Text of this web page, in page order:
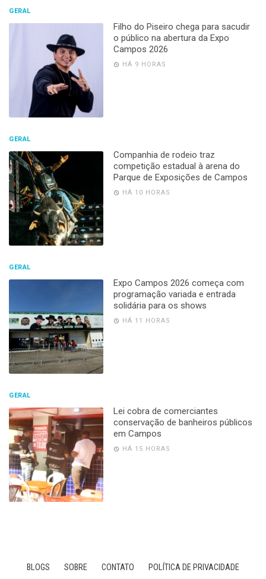
GERAL
Filho do Piseiro chega para sacudir
o público na abertura da Expo
Campos 2026
HÁ 9 HORAS
GERAL
Companhia de rodeio traz
competição estadual à arena do
Parque de Exposições de Campos
HÁ 10 HORAS
GERAL
Expo Campos 2026 começa com
programação variada e entrada
solidária para os shows
HÁ 11 HORAS
GERAL
Lei cobra de comerciantes
conservação de banheiros públicos
em Campos
HÁ 15 HORAS
BLOGS SOBRE CONTATO POLÍTICA DE PRIVACIDADE